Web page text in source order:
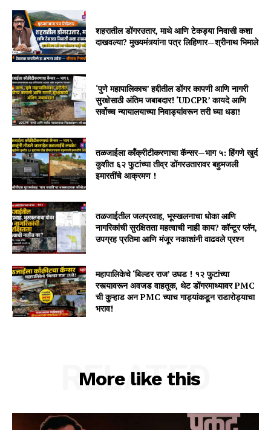
शहरातील डोंगरउतार, माथे आणि टेकड्या निवासी कशा
दाखवल्या? मुख्यमंत्र्यांना पत्र लिहिणार—श्रीनाथ भिमाले
‘पुणे महापालिकाच’ हद्दीतील डोंगर कापणी आणि नागरी
सुरक्षेसाठी अंतिम जबाबदार! ‘UDCPR’ कायदे आणि
सर्वोच्च न्यायालयाच्या निवाड्यांवरून तरी घ्या धडा!
तळजाईला काँक्रीटीकरणाचा कॅन्सर—भाग ५: हिंगणे खुर्द
कुशीत ६२ फुटांच्या तीव्र डोंगरउतारावर बहुमजली
इमारतींचे आक्रमण !
तळजाईतील जलप्रवाह, भूस्खलनाचा धोका आणि
नागरिकांची सुरक्षितता महत्वाची नाही काय? कॉन्टूर प्लॅन,
उपग्रह प्रतिमा आणि मंजूर नकाशांनी वाढवले प्रश्न
महापालिकेचे ‘बिल्डर राज’ उघड ! १२ फुटांच्या
रस्त्यावरून अवजड वाहतूक, थेट डोंगरमाथ्यावर PMC
ची कुऱ्हाड अन PMC च्याच गाड्यांकडून राडारोड्याचा
भराव!
More like this
RELATED